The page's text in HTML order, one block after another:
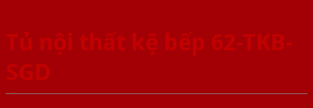
Tủ nội thất kệ bếp 62-TKB-
SGD